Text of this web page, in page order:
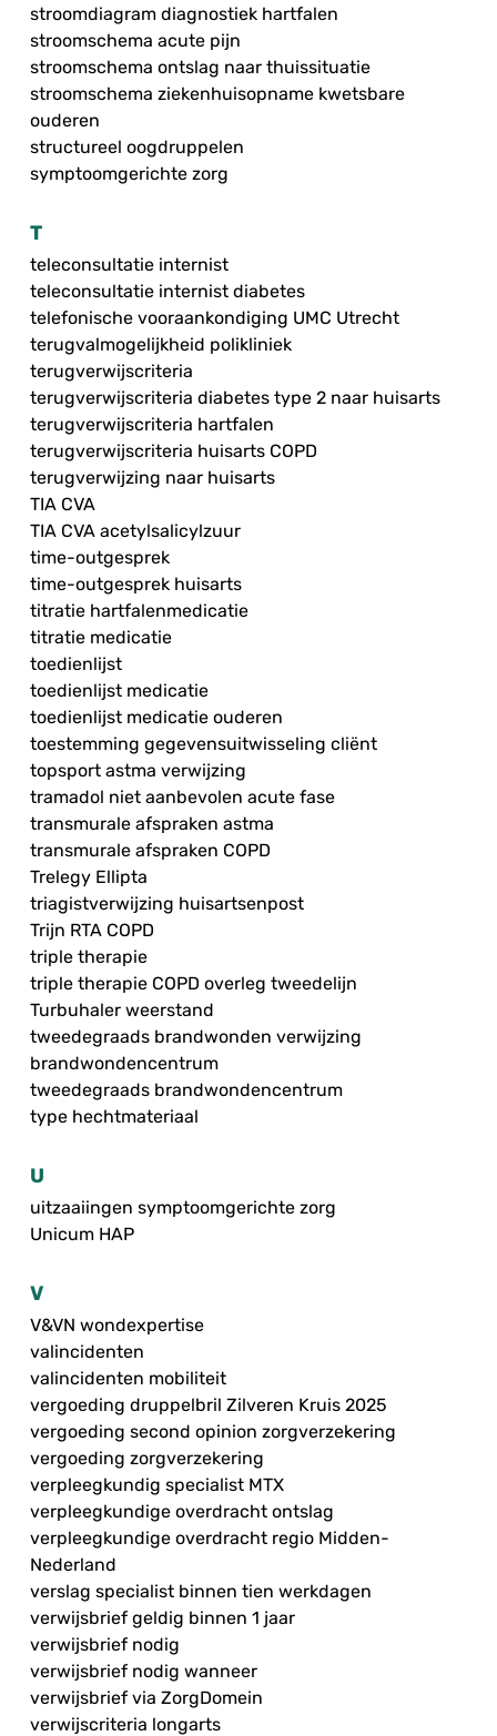
stroomdiagram diagnostiek hartfalen
stroomschema acute pijn
stroomschema ontslag naar thuissituatie
stroomschema ziekenhuisopname kwetsbare
ouderen
structureel oogdruppelen
symptoomgerichte zorg
T
teleconsultatie internist
teleconsultatie internist diabetes
telefonische vooraankondiging UMC Utrecht
terugvalmogelijkheid polikliniek
terugverwijscriteria
terugverwijscriteria diabetes type 2 naar huisarts
terugverwijscriteria hartfalen
terugverwijscriteria huisarts COPD
terugverwijzing naar huisarts
TIA CVA
TIA CVA acetylsalicylzuur
time-outgesprek
time-outgesprek huisarts
titratie hartfalenmedicatie
titratie medicatie
toedienlijst
toedienlijst medicatie
toedienlijst medicatie ouderen
toestemming gegevensuitwisseling cliënt
topsport astma verwijzing
tramadol niet aanbevolen acute fase
transmurale afspraken astma
transmurale afspraken COPD
Trelegy Ellipta
triagistverwijzing huisartsenpost
Trijn RTA COPD
triple therapie
triple therapie COPD overleg tweedelijn
Turbuhaler weerstand
tweedegraads brandwonden verwijzing
brandwondencentrum
tweedegraads brandwondencentrum
type hechtmateriaal
U
uitzaaiingen symptoomgerichte zorg
Unicum HAP
V
V&VN wondexpertise
valincidenten
valincidenten mobiliteit
vergoeding druppelbril Zilveren Kruis 2025
vergoeding second opinion zorgverzekering
vergoeding zorgverzekering
verpleegkundig specialist MTX
verpleegkundige overdracht ontslag
verpleegkundige overdracht regio Midden-
Nederland
verslag specialist binnen tien werkdagen
verwijsbrief geldig binnen 1 jaar
verwijsbrief nodig
verwijsbrief nodig wanneer
verwijsbrief via ZorgDomein
verwijscriteria longarts